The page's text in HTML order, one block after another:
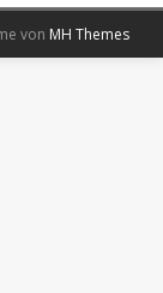
von MH Themes